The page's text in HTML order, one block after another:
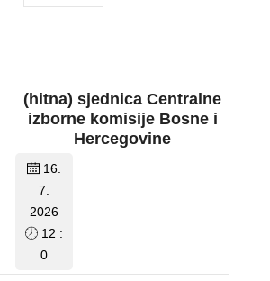
(hitna) sjednica Centralne
izborne komisije Bosne i
Hercegovine
16.
7.
2026
12 :
0